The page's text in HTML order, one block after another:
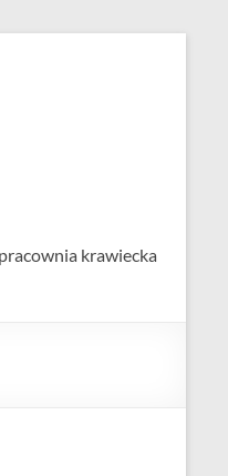
pracownia krawiecka